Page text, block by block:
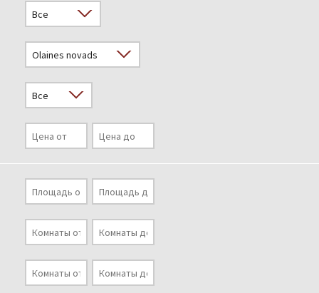
Оценка недвижимости
Предприятие
Услуги
Kонтакты